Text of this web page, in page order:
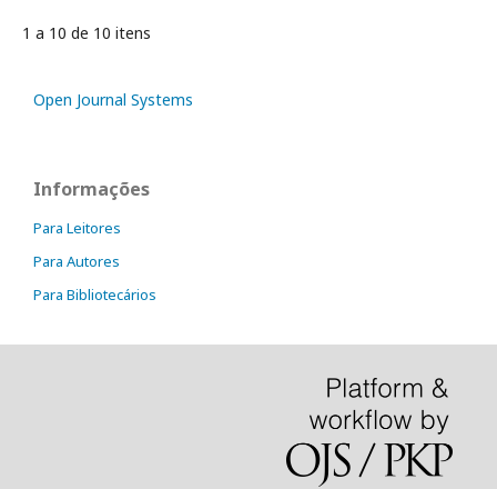
1 a 10 de 10 itens
Open Journal Systems
Informações
Para Leitores
Para Autores
Para Bibliotecários